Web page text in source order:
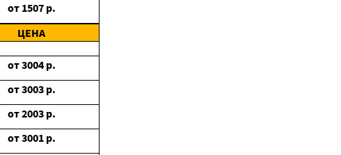
от 1507 р.
ЦЕНА
от3004 р.
от3003 р.
от2003 р.
от3001 р.